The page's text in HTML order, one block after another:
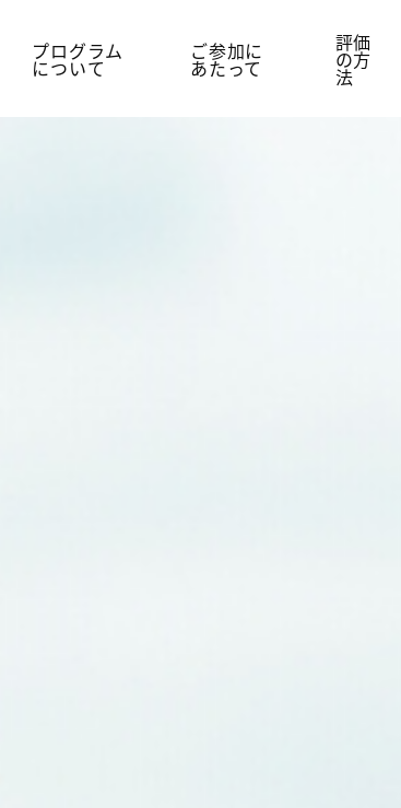
プログラム
について
ご参加に
あたって
評価
の方
法